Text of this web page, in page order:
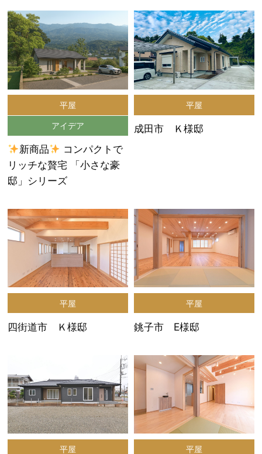
平屋
アイデア
新商品
コンパクトで
リッチな贅宅 「小さな豪
邸」シリーズ
平屋
成田市 Ｋ様邸
平屋
四街道市 Ｋ様邸
平屋
銚子市 E様邸
平屋 平屋